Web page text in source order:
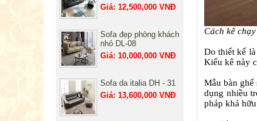
Giá: 12,500,000 VNĐ
Sofa đẹp phòng khách
nhỏ DL-08
Giá: 10,000,000 VNĐ
Sofa da italia DH - 31
Giá: 13,600,000 VNĐ
Cách kê
Do thiết kế
Kiểu kê này
Mẫu bàn
dụng nhiều
pháp khá